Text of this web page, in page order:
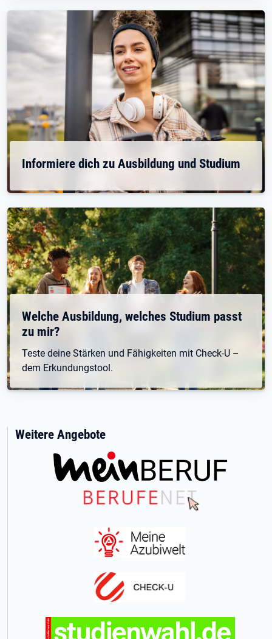
Informiere dich zu Ausbildung und Studium
Welche Ausbildung, welches Studium passt
zu mir?
Teste deine Stärken und Fähigkeiten mit Check-U –
dem Erkundungstool.
Weitere Angebote